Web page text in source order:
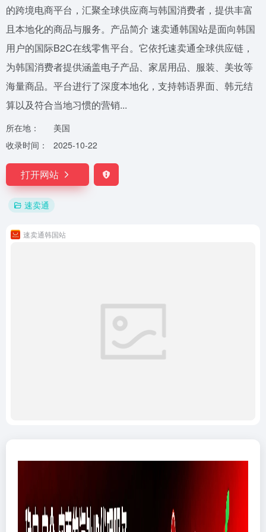
的跨境电商平台，汇聚全球供应商与韩国消费者，提供丰富
且本地化的商品与服务。产品简介 速卖通韩国站是面向韩国
用户的国际B2C在线零售平台。它依托速卖通全球供应链，
为韩国消费者提供涵盖电子产品、家居用品、服装、美妆等
海量商品。平台进行了深度本地化，支持韩语界面、韩元结
算以及符合当地习惯的营销...
所在地：
美国
收录时间：
2025-10-22
打开网站
速卖通
速卖通韩国站